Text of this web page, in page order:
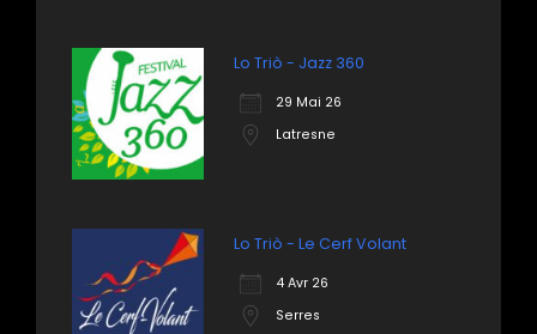
Lo Triò - Jazz 360
29 Mai 26
Latresne
Lo Triò - Le Cerf Volant
4 Avr 26
Serres